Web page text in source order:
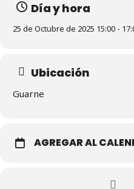
Día y hora
25 de Octubre de 2025 15:00 -
Ubicación
Guarne
AGREGAR AL